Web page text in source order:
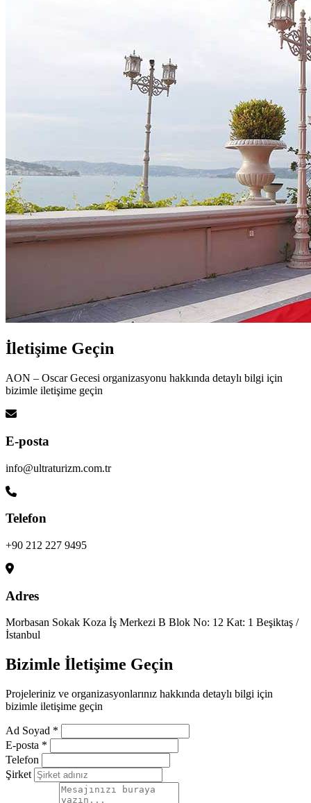
İletişime Geçin
AON – Oscar Gecesi organizasyonu hakkında detaylı bilgi için
bizimle iletişime geçin
E-posta
info@ultraturizm.com.tr
Telefon
+90 212 227 9495
Adres
Morbasan Sokak Koza İş Merkezi B Blok No: 12 Kat: 1 Beşiktaş /
İstanbul
Bizimle İletişime Geçin
Projeleriniz ve organizasyonlarınız hakkında detaylı bilgi için
bizimle iletişime geçin
Ad Soyad *
E-posta *
Telefon
Şirket